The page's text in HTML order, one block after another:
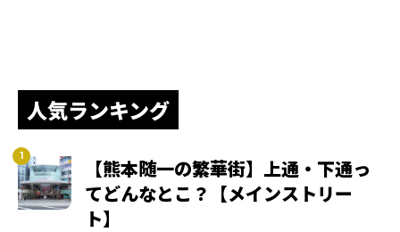
人気ランキング
【熊本随一の繁華街】上通・下通っ
てどんなとこ？【メインストリー
ト】